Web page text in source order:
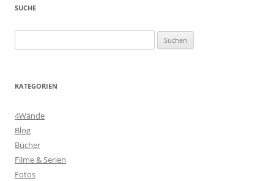
SUCHE
nach:
KATEGORIEN
4Wände
Blog
Bücher
Filme & Serien
Fotos